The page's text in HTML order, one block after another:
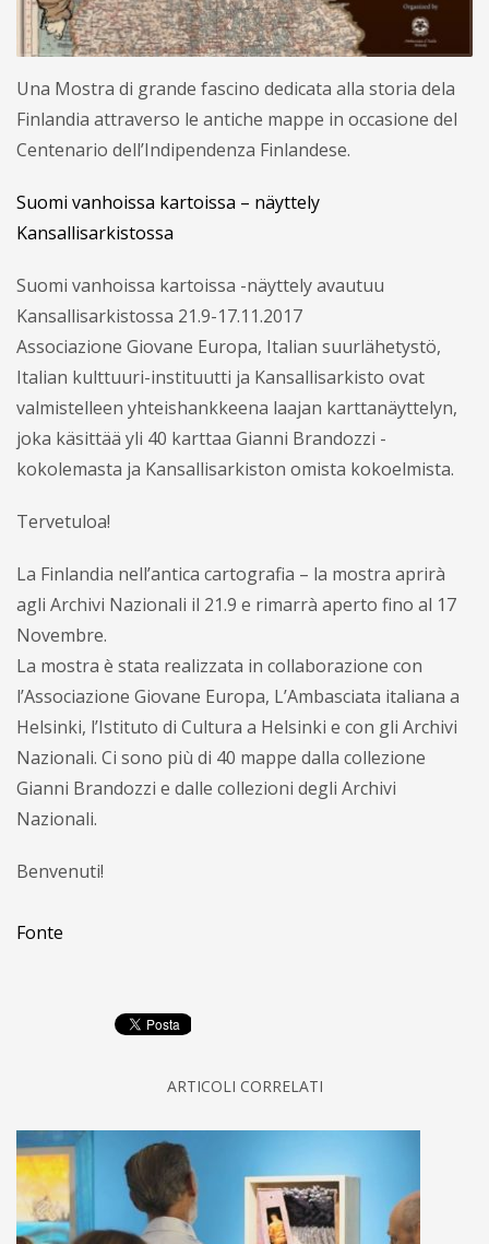
Una Mostra di grande fascino dedicata alla storia dela
Finlandia attraverso le antiche mappe in occasione del
Centenario dell’Indipendenza Finlandese.
Suomi vanhoissa kartoissa – näyttely
Kansallisarkistossa
Suomi vanhoissa kartoissa -näyttely avautuu
Kansallisarkistossa 21.9-17.11.2017
Associazione Giovane Europa, Italian suurlähetystö,
Italian kulttuuri-instituutti ja Kansallisarkisto ovat
valmistelleen yhteishankkeena laajan karttanäyttelyn,
joka käsittää yli 40 karttaa Gianni Brandozzi -
kokolemasta ja Kansallisarkiston omista kokoelmista.
Tervetuloa!
La Finlandia nell’antica cartografia – la mostra aprirà
agli Archivi Nazionali il 21.9 e rimarrà aperto fino al 17
Novembre.
La mostra è stata realizzata in collaborazione con
l’Associazione Giovane Europa, L’Ambasciata italiana a
Helsinki, l’Istituto di Cultura a Helsinki e con gli Archivi
Nazionali. Ci sono più di 40 mappe dalla collezione
Gianni Brandozzi e dalle collezioni degli Archivi
Nazionali.
Benvenuti!
Fonte
ARTICOLI CORRELATI